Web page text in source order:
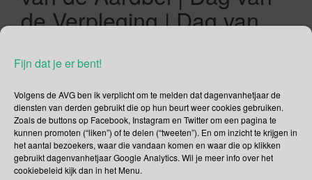
Fijn dat je er bent!
Volgens de AVG ben ik verplicht om te melden dat dagenvanhetjaar de
diensten van derden gebruikt die op hun beurt weer cookies gebruiken.
Zoals de buttons op Facebook, Instagram en Twitter om een pagina te
kunnen promoten (“liken”) of te delen (“tweeten”). En om inzicht te krijgen in
het aantal bezoekers, waar die vandaan komen en waar die op klikken
gebruikt dagenvanhetjaar Google Analytics. Wil je meer info over het
cookiebeleid kijk dan in het Menu.
de Verpleging | Dag van
ME-dag | Week van
Respect voor de Geboorte
12/05/2019 Gina Makken Mei
Moederdag Sinds 1925 vieren we in Nederland op de tweede
zondag in mei Moederdag. Dus als je denkt er mee weg te